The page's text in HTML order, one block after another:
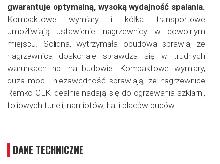
gwarantuje optymalną, wysoką wydajność spalania.
Kompaktowe wymiary i kółka transportowe
umożliwiają ustawienie nagrzewnicy w dowolnym
miejscu. Solidna, wytrzymała obudowa sprawia, że
nagrzewnica doskonale sprawdza się w trudnych
warunkach np. na budowie. Kompaktowe wymiary,
duża moc i niezawodność sprawiają, że nagrzewnice
Remko CLK idealnie nadają się do ogrzewania szklarni,
foliowych tuneli, namiotów, hal i placów budów.
DANE TECHNICZNE